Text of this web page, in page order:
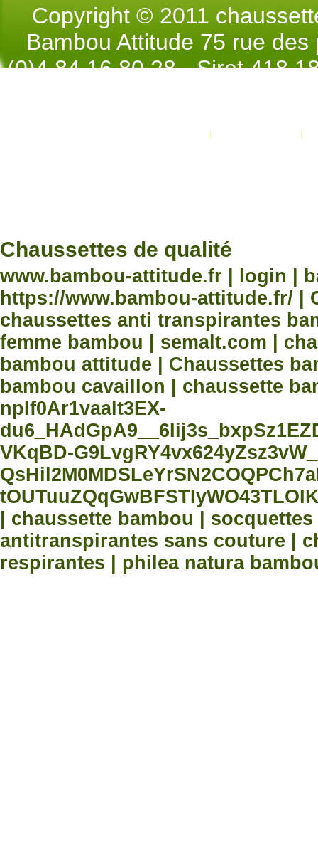
Copyright © 2011
Bambou Attitude 75 rue
(0)4.84.16.80.28 - Siret 418
Chaussettes de qualité
www.bambou-attitude.fr | login |
https://www.bambou-attitude.fr/ |
chaussettes anti transpirantes
femme bambou | semalt.com |
bambou attitude | Chaussettes
bambou cavaillon | chaussette
npIf0Ar1vaalt3EX-
VKqBD-
| chaussette bambou |
antitranspirantes sans couture |
respirantes | philea natura